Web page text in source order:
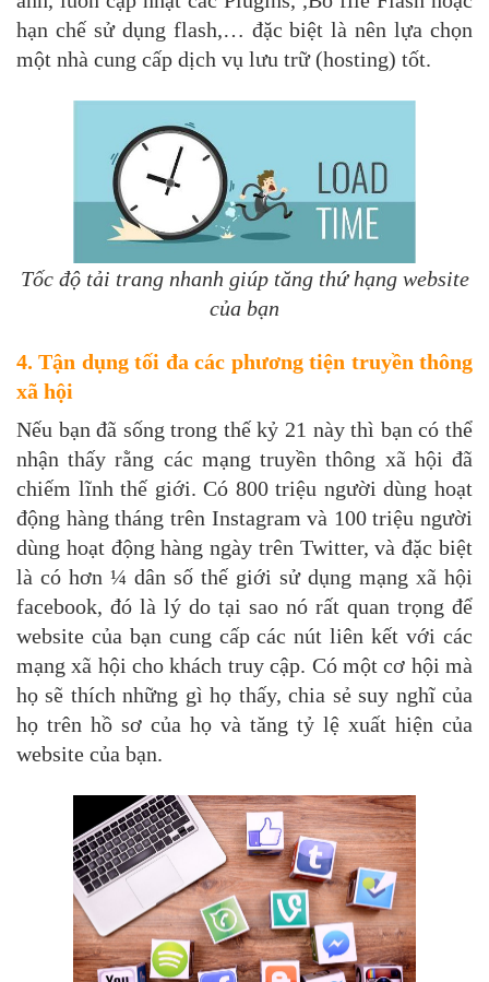
hạn chế sử dụng flash,… đặc biệt là nên lựa chọn
một nhà cung cấp dịch vụ lưu trữ (hosting) tốt.
Tốc độ tải trang nhanh giúp tăng thứ hạng website
của bạn
4. Tận dụng tối đa các phương tiện truyền thông
xã hội
Nếu bạn đã sống trong thế kỷ 21 này thì bạn có thể
nhận thấy rằng các mạng truyền thông xã hội đã
chiếm lĩnh thế giới. Có 800 triệu người dùng hoạt
động hàng tháng trên Instagram và 100 triệu người
dùng hoạt động hàng ngày trên Twitter, và đặc biệt
là có hơn ¼ dân số thế giới sử dụng mạng xã hội
facebook, đó là lý do tại sao nó rất quan trọng để
website của bạn cung cấp các nút liên kết với các
mạng xã hội cho khách truy cập. Có một cơ hội mà
họ sẽ thích những gì họ thấy, chia sẻ suy nghĩ của
họ trên hồ sơ của họ và tăng tỷ lệ xuất hiện của
website của bạn.